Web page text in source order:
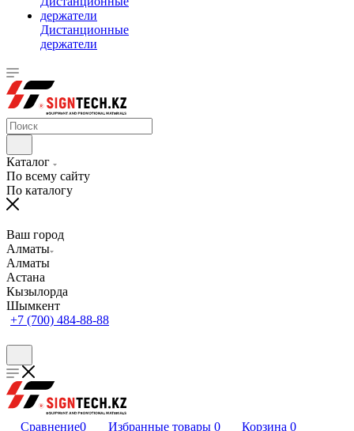
Дистанционные
держатели
Каталог
По всему сайту
По каталогу
Ваш город
Алматы
Алматы
Астана
Кызылорда
Шымкент
+7 (700) 484-88-88
Сравнение0 Избранные товары 0 Корзина 0